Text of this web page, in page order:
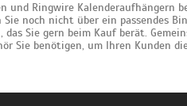
und Ringwire Kalenderaufhängern
noch nicht über ein passendes
das Sie gern beim Kauf berät.
Sie benötigen, um Ihren Kunden